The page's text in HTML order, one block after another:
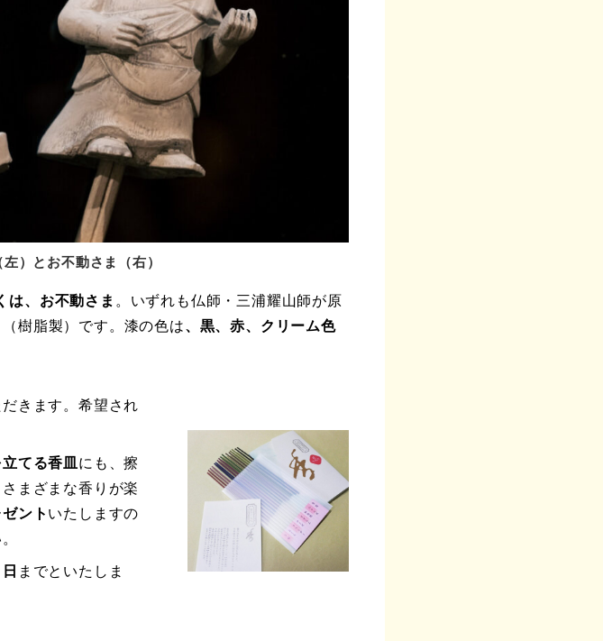
）とお不動さま（右）
は、お不動さま 。いずれも仏師・三浦耀山師が原
樹脂製）です。漆の色は、黒、赤、クリーム色
きます。希望され
てる香皿 にも、擦
まざまな香りが楽
ント いたしますの
までといたしま